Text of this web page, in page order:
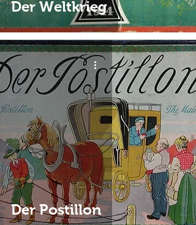
Der Weltkrieg
Der Postillon